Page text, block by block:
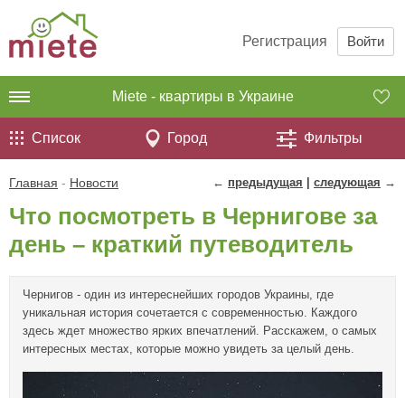
Регистрация Войти
Miete - квартиры в Украине
Список Город Фильтры
← предыдущая следующая →
Главная - Новости
Что посмотреть в Чернигове за
день – краткий путеводитель
Чернигов - один из интереснейших городов Украины, где
уникальная история сочетается с современностью. Каждого
здесь ждет множество ярких впечатлений. Расскажем, о самых
интересных местах, которые можно увидеть за целый день.